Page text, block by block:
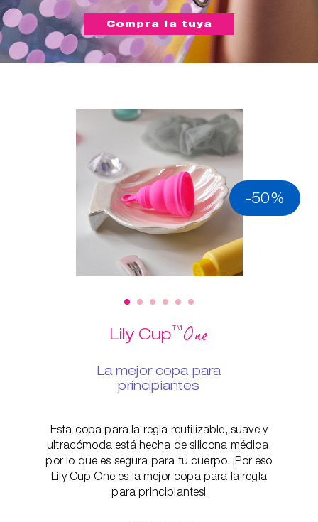
Compra la tuya
-50%
Lily Cup™One
La mejor copa para
principiantes
Esta copa para la regla reutilizable, suave y
ultracómoda está hecha de silicona médica,
por lo que es segura para tu cuerpo. ¡Por eso
Lily Cup One es la mejor copa para la regla
para principiantes!